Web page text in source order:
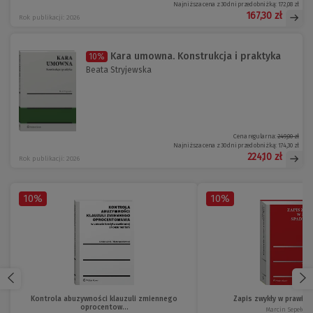
Rok publikacji: 2026
Najniższa cena z 30 dni przed obniżką: 172,08 zł
167,30 zł
10% Kara umowna. Konstrukcja i praktyka
Beata Stryjewska
Rok publikacji: 2026
Cena regularna:249,00 zł
Najniższa cena z 30 dni przed obniżką: 174,30 zł
224,10 zł
10%
Kontrola abuzywności klauzuli zmiennego
oprocentow...
10%
Zapis zwykły w prawie
Marcin